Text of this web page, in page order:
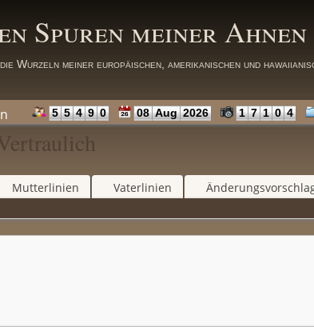
Spuren meiner Ahnen
Wurzeln meiner europäischen, amerikanischen und
5 5 4 9 0 08 Aug 2026 1 7 1 0 4
Mutterlinien Vaterlinien